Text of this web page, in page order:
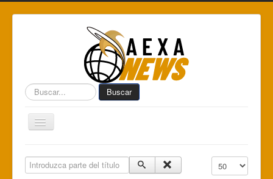
Buscar... Buscar
Toggle
Navigation
Centro de Informática AEXA
Introduzca parte del título Cantidad a